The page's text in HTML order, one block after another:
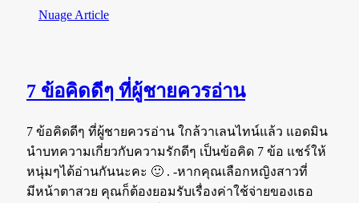
Nuage Article
7 ข้อคิดดีๆ ที่ผู้ชายควรอ่าน
7 ข้อคิดดีๆ ที่ผู้ชายควรอ่าน ใกล้วาเลนไทน์แล้ว แอดมิน
นำบทความเกี่ยวกับความรักดีๆ เป็นข้อคิด 7 ข้อ แชร์ให้
หนุ่มๆได้อ่านกันนะคะ 🙂 . -หากคุณเลือกหญิงสาวที่
มีหน้าตาสวย คุณก็ต้องยอมรับเรื่องค่าใช้จ่ายของเธอ